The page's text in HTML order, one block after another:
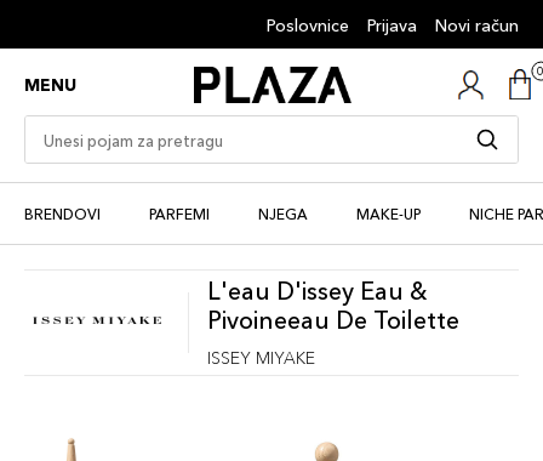
Poslovnice Prijava Novi račun
MENU
BRENDOVI PARFEMI NJEGA MAKE-UP NICHE
L'eau D'issey Eau &
Pivoineeau De Toilette
ISSEY MIYAKE